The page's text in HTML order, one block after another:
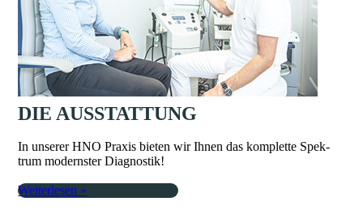
DIE AUS­STAT­TUNG
In un­se­rer HNO Pra­xis bie­ten wir Ih­nen das kom­plet­te Spek­
trum mo­derns­ter Di­ag­nos­tik!
Weiterlesen »